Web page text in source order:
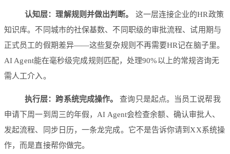
认知层：理解规则并做出判断。
这一层连接企业的HR政策
知识库。不同城市的社保基数、不同职级的审批流程、试用期与
正式员工的假期差异——这些复杂规则不再需要HR记在脑子里。
AI Agent能在毫秒级完成规则匹配，处理90%以上的常规咨询无
需人工介入。
执行层：跨系统完成操作。
查询只是起点。当员工说帮我
申请下周一到周三的年假，AI Agent会检查余额、确认审批人、
发起流程、同步日历，一条龙完成。它不是告诉你请到XX系统操
作，而是直接帮你做完。